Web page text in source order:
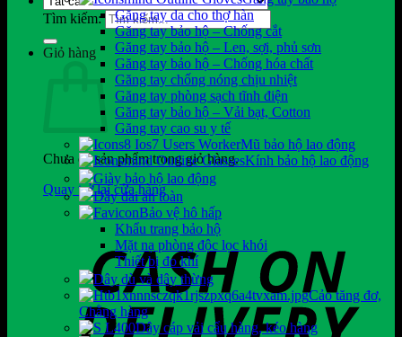
Tìm kiếm:
Giỏ hàng
Chưa có sản phẩm trong giỏ hàng.
Quay trở lại cửa hàng
Găng tay da cho thợ hàn
Găng tay bảo hộ – Chống cắt
Găng tay bảo hộ – Len, sợi, phủ sơn
Găng tay bảo hộ – Chống hóa chất
Găng tay chống nóng chịu nhiệt
Găng tay phòng sạch tĩnh điện
Găng tay bảo hộ – Vải bạt, Cotton
Găng tay cao su y tế
Mũ bảo hộ lao động
Kính bảo hộ lao động
Giày bảo hộ lao động
Dây đai an toàn
Bảo vệ hô hấp
Khẩu trang bảo hộ
Mặt nạ phòng độc lọc khói
Thiết bị đo khí
Dây dù và dây thừng
Cảo tăng đơ,
Chằng hàng
Dây cáp vải cẩu hàng, kéo hàng